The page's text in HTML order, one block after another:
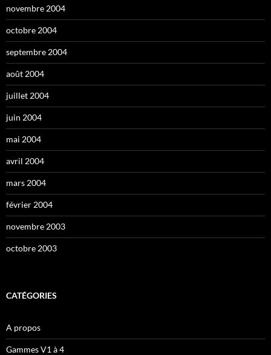
novembre 2004
octobre 2004
septembre 2004
août 2004
juillet 2004
juin 2004
mai 2004
avril 2004
mars 2004
février 2004
novembre 2003
octobre 2003
CATÉGORIES
A propos
Gammes V1 à 4